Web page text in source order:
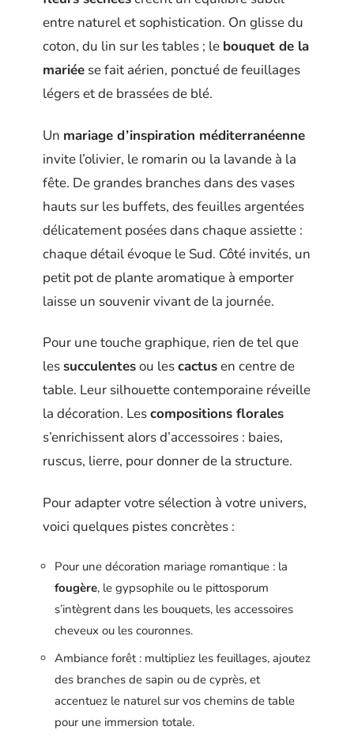
entre naturel et sophistication. On glisse du
coton, du lin sur les tables ; le bouquet de la
mariée se fait aérien, ponctué de feuillages
légers et de brassées de blé.
Un mariage d’inspiration méditerranéenne
invite l’olivier, le romarin ou la lavande à la
fête. De grandes branches dans des vases
hauts sur les buffets, des feuilles argentées
délicatement posées dans chaque assiette :
chaque détail évoque le Sud. Côté invités, un
petit pot de plante aromatique à emporter
laisse un souvenir vivant de la journée.
Pour une touche graphique, rien de tel que
lessucculentesou lescactusen centre de
table. Leur silhouette contemporaine réveille
la décoration. Lescompositions florales
s’enrichissent alors d’accessoires : baies,
ruscus, lierre, pour donner de la structure.
Pour adapter votre sélection à votre univers,
voici quelques pistes concrètes :
Pour une décoration mariage romantique : la
fougère, le gypsophile ou le pittosporum
s’intègrent dans les bouquets, les accessoires
cheveux ou les couronnes.
Ambiance forêt : multipliez les feuillages, ajoutez
des branches de sapin ou de cyprès, et
accentuez le naturel sur vos chemins de table
pour une immersion totale.